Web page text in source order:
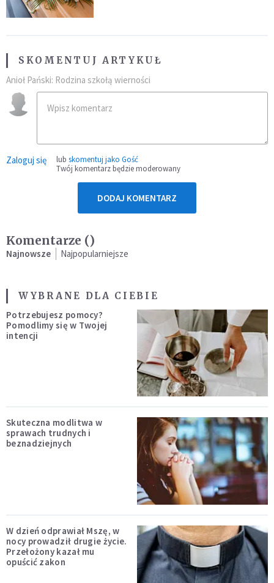
SKOMENTUJ ARTYKUŁ
Anioł Pański: Rodzina szkołą wierności
Zaloguj się lub skomentuj jako Gość
Twój komentarz będzie moderowany
DODAJ KOMENTARZ
Komentarze ()
Najnowsze Najpopularniejsze
WYBRANE DLA CIEBIE
Potrzebujesz pomocy?
Pomodlimy się w Twojej
intencji
Skuteczna modlitwa w
sprawach trudnych i
beznadziejnych
W dzień odprawiał Mszę, w
nocy prowadził drugie życie.
Przełożony kazał mu
opuścić zakon